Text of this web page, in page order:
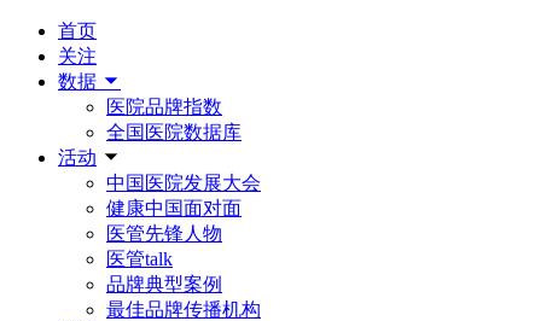
首页
关注
数据
医院品牌指数
全国医院数据库
活动
中国医院发展大会
健康中国面对面
医管先锋人物
医管talk
品牌典型案例
最佳品牌传播机构